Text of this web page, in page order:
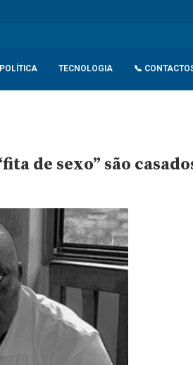
PIB da União Europeia atinge
POLÍTICA TECNOLOGIA 📞
de sexo” são